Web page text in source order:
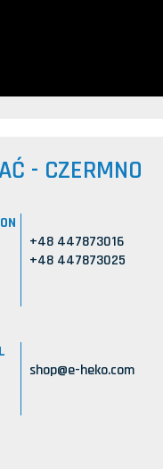
- CZERMNO
+48 447873016
+48 447873025
shop@e-heko.com